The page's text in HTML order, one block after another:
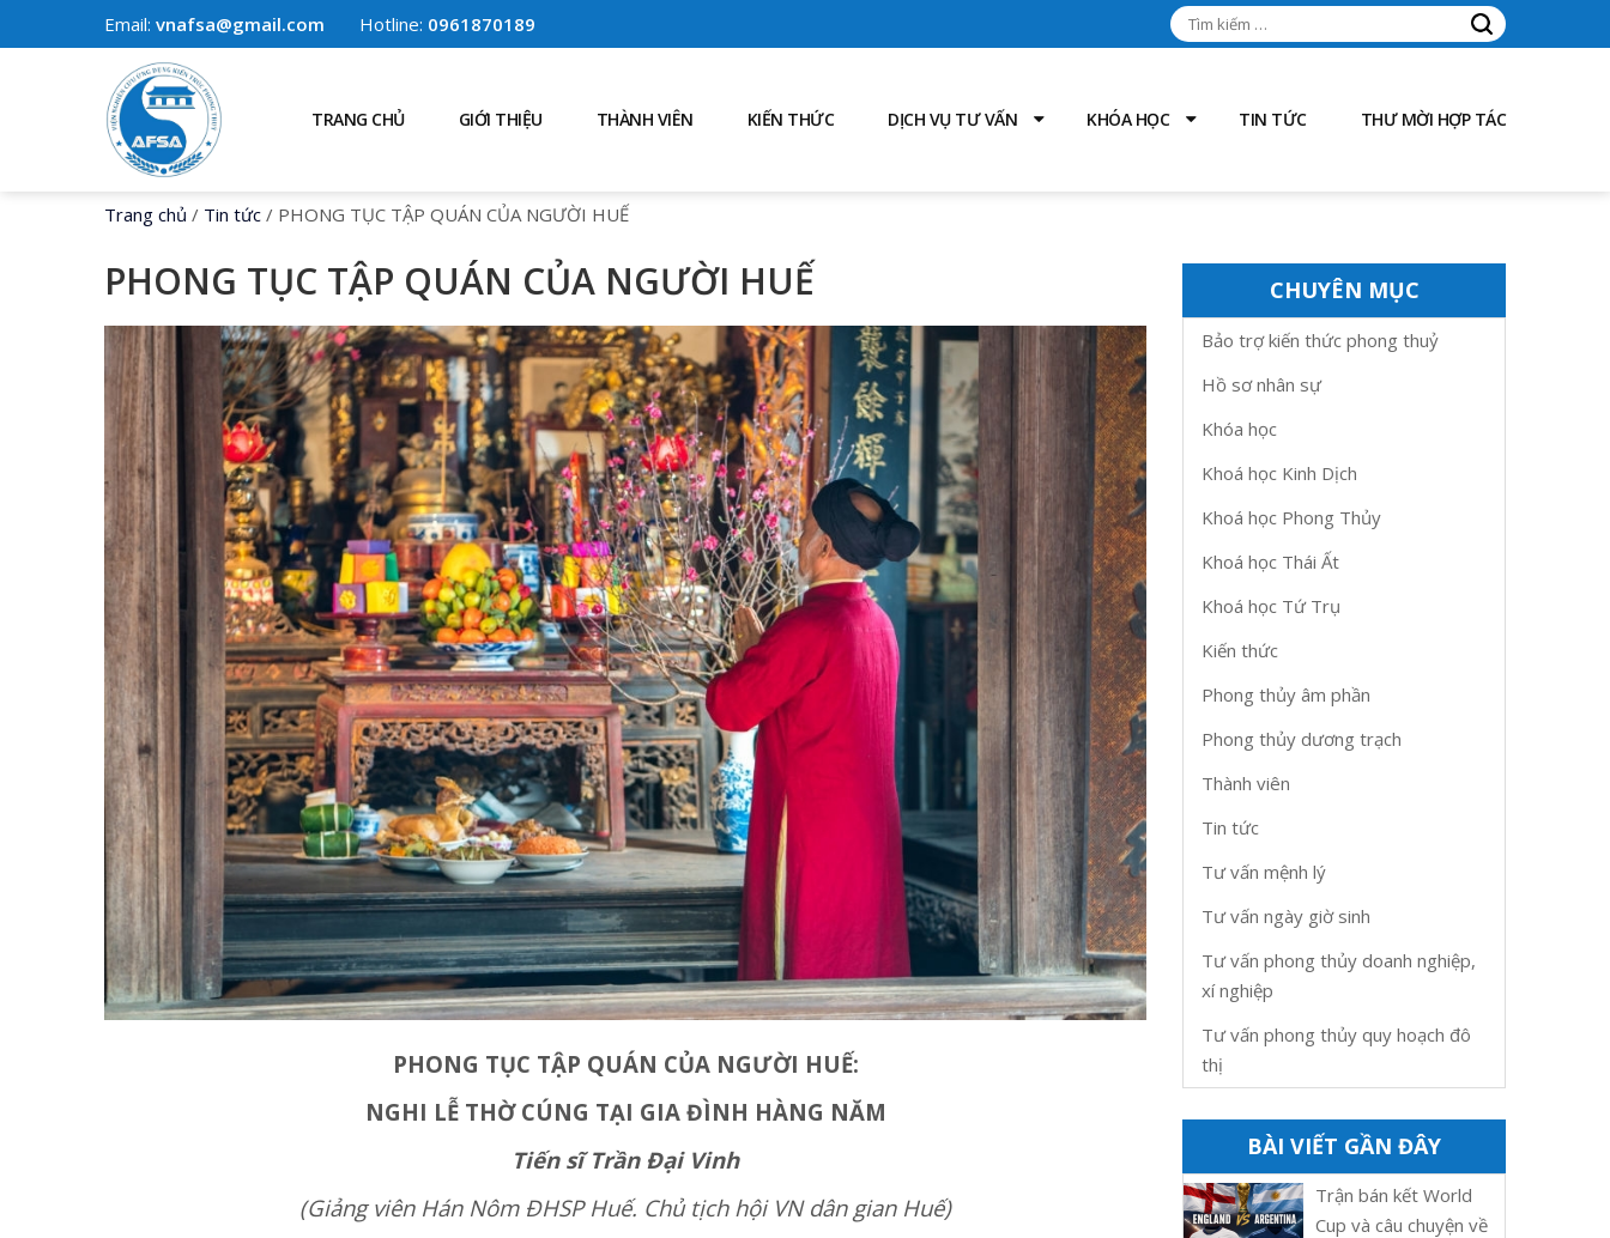
Email: vnafsa@gmail.com Hotline: 0961870189
Tìm
kiếm
TRANG CHỦ GIỚI THIỆU THÀNH VIÊN KIẾN THỨC DỊCH VỤ TƯ VẤN KHÓA HỌC TIN TỨC THƯ MỜI HỢP TÁC
Trang chủ / Tin tức / PHONG TỤC TẬP QUÁN CỦA NGƯỜI HUẾ
PHONG TỤC TẬP QUÁN CỦA NGƯỜI HUẾ
PHONG TỤC TẬP QUÁN CỦA NGƯỜI HUẾ:
NGHI LỄ THỜ CÚNG TẠI GIA ĐÌNH HÀNG NĂM
Tiến sĩ Trần Đại Vinh
(Giảng viên Hán Nôm ĐHSP Huế. Chủ tịch hội VN dân gian Huế)
CHUYÊN MỤC
Bảo trợ kiến thức phong thuỷ
Hồ sơ nhân sự
Khóa học
Khoá học Kinh Dịch
Khoá học Phong Thủy
Khoá học Thái Ất
Khoá học Tứ Trụ
Kiến thức
Phong thủy âm phần
Phong thủy dương trạch
Thành viên
Tin tức
Tư vấn mệnh lý
Tư vấn ngày giờ sinh
Tư vấn phong thủy doanh nghiệp,
xí nghiệp
Tư vấn phong thủy quy hoạch đô
thị
BÀI VIẾT GẦN ĐÂY
Trận bán kết World
Cup và câu chuyện về